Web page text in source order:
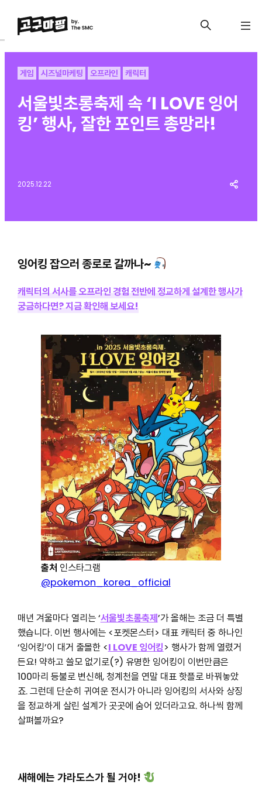
게임 시즈널마케팅 오프라인 캐릭터
서울빛초롱축제 속 ‘I LOVE 잉어
킹’ 행사, 잘한 포인트 총망라!
2025.12.22
잉어킹 잡으러 종로로 갈까나~
캐릭터의 서사를 오프라인 경험 전반에 정교하게 설계한 행사가
궁금하다면? 지금 확인해 보세요!
출처 인스타그램
@pokemon_korea_official
매년 겨울마다 열리는 ‘서울빛초롱축제’가 올해는 조금 더 특별
했습니다. 이번 행사에는 <포켓몬스터> 대표 캐릭터 중 하나인
‘잉어킹’이 대거 출몰한 <I LOVE 잉어킹> 행사가 함께 열렸거
든요! 약하고 쓸모 없기로(?) 유명한 잉어킹이 이번만큼은
100마리 등불로 변신해, 청계천을 연말 대표 핫플로 바꿔놓았
죠. 그런데 단순히 귀여운 전시가 아니라 잉어킹의 서사와 상징
을 정교하게 살린 설계가 곳곳에 숨어 있더라고요. 하나씩 함께
살펴볼까요?
새해에는 갸라도스가 될 거야!